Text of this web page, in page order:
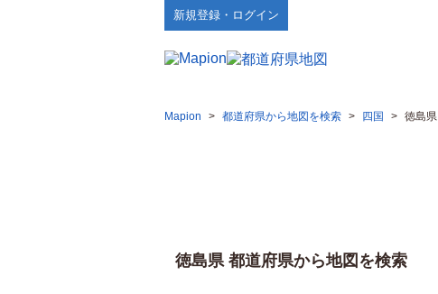
新規登録・ログイン
Mapion > 都道府県から地図を検索 > 四国 > 徳島県
徳島県 都道府県から地図を検索